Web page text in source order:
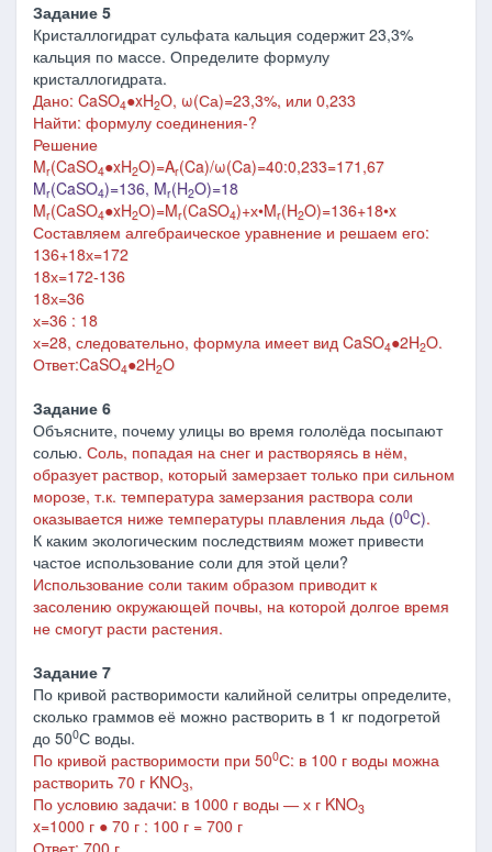
Задание 5
Кристаллогидрат сульфата кальция содержит 23,3%
кальция по массе. Определите формулу
кристаллогидрата.
Дано: CaSO4●xH2O, ω(Са)=23,3%, или 0,233
Найти: формулу соединения-?
Решение
Mr(CaSO4●xH2O)=Ar(Ca)/ω(Ca)=40:0,233=171,67
Mr(CaSO4)=136, Mr(H2O)=18
Mr(CaSO4●xH2O)=Mr(CaSO4)+х•Mr(H2O)=136+18•x
Составляем алгебраическое уравнение и решаем его:
136+18х=172
18х=172-136
18х=36
х=36 : 18
х=28, следовательно, формула имеет вид CaSO4●2H2O.
Ответ:CaSO4●2H2O
Задание 6
Объясните, почему улицы во время гололёда посыпают
солью. Соль, попадая на снег и растворяясь в нём,
образует раствор, который замерзает только при сильном
морозе, т.к. температура замерзания раствора соли
оказывается ниже температуры плавления льда (00С).
К каким экологическим последствиям может привести
частое использование соли для этой цели?
Использование соли таким образом приводит к
засолению окружающей почвы, на которой долгое время
не смогут расти растения.
Задание 7
По кривой растворимости калийной селитры определите,
сколько граммов её можно растворить в 1 кг подогретой
до 500С воды.
По кривой растворимости при 500С: в 100 г воды можна
растворить 70 г KNO3,
По условию задачи: в 1000 г воды ― х г KNO3
x=1000 г ● 70 г : 100 г = 700 г
Ответ: 700 г